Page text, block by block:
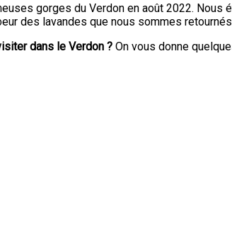
gorges du Verdon en août 2022.
des lavandes que nous sommes
dans le Verdon ? On vous donne